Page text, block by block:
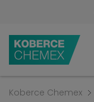
Koberce Chemex